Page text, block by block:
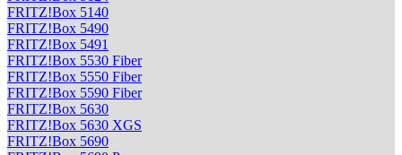
FRITZ!Box 5140
FRITZ!Box 5490
FRITZ!Box 5491
FRITZ!Box 5530 Fiber
FRITZ!Box 5550 Fiber
FRITZ!Box 5590 Fiber
FRITZ!Box 5630
FRITZ!Box 5630 XGS
FRITZ!Box 5690